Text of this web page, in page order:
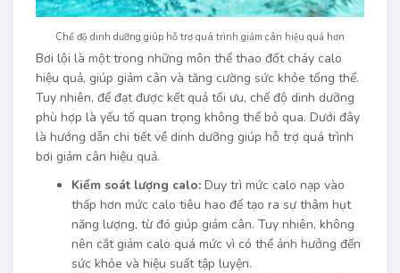
Chế độ dinh dưỡng giúp hỗ trợ quá trình giảm cân hiệu quả hơn
Bơi lội là một trong những môn thể thao đốt cháy calo
hiệu quả, giúp giảm cân và tăng cường sức khỏe tổng thể.
Tuy nhiên, để đạt được kết quả tối ưu, chế độ dinh dưỡng
phù hợp là yếu tố quan trọng không thể bỏ qua. Dưới đây
là hướng dẫn chi tiết về dinh dưỡng giúp hỗ trợ quá trình
bơi giảm cân hiệu quả.
Kiểm soát lượng calo: Duy trì mức calo nạp vào
thấp hơn mức calo tiêu hao để tạo ra sự thâm hụt
năng lượng, từ đó giúp giảm cân. Tuy nhiên, không
nên cắt giảm calo quá mức vì có thể ảnh hưởng đến
sức khỏe và hiệu suất tập luyện.